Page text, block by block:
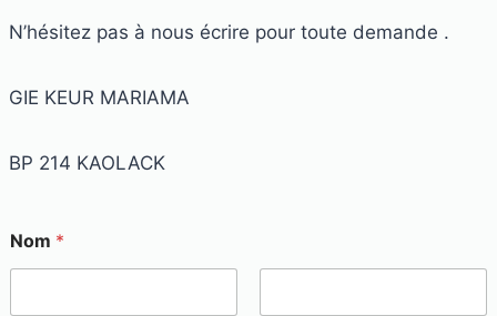
N’hésitez pas à nous écrire pour toute demande .
GIE KEUR MARIAMA
BP 214 KAOLACK
Nom *